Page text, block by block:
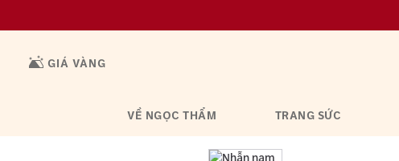
GIÁ VÀNG
VỀ NGỌC THẨM TRANG SỨC